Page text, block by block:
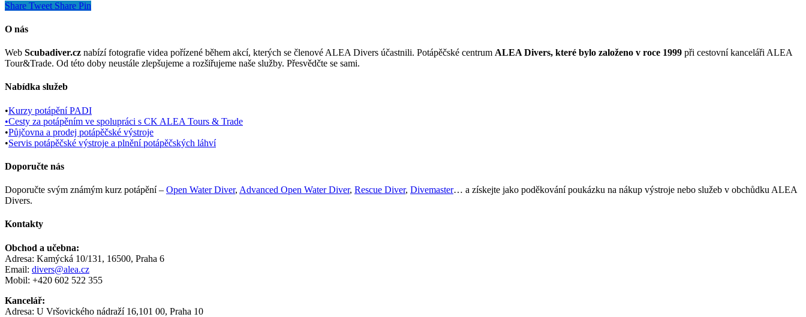
Share Tweet Share Pin
O nás
Web Scubadiver.cz nabízí fotografie videa pořízené během akcí, kterých se členové ALEA Divers účastnili. Potápěčské centrum ALEA Divers, které bylo založeno v roce 1999 při cestovní kanceláři ALEA
Tour&Trade. Od této doby neustále zlepšujeme a rozšiřujeme naše služby. Přesvědčte se sami.
Nabídka služeb
•Kurzy potápění PADI
•Cesty za potápěním ve spolupráci s CK ALEA Tours & Trade
•Půjčovna a prodej potápěčské výstroje
•Servis potápěčské výstroje a plnění potápěčských láhví
Doporučte nás
Doporučte svým známým kurz potápění – Open Water Diver, Advanced Open Water Diver, Rescue Diver, Divemaster… a získejte jako poděkování poukázku na nákup výstroje nebo služeb v obchůdku ALEA
Divers.
Kontakty
Obchod a učebna:
Adresa: Kamýcká 10/131, 16500, Praha 6
Email: divers@alea.cz
Mobil: +420 602 522 355
Kancelář:
Adresa: U Vršovického nádraží 16,101 00, Praha 10